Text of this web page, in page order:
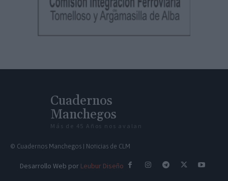
Cuadernos
Manchegos
Más de 45 Años nos avalan
© Cuadernos Manchegos | Noticias de CLM
Desarrollo Web por Leubur Diseño